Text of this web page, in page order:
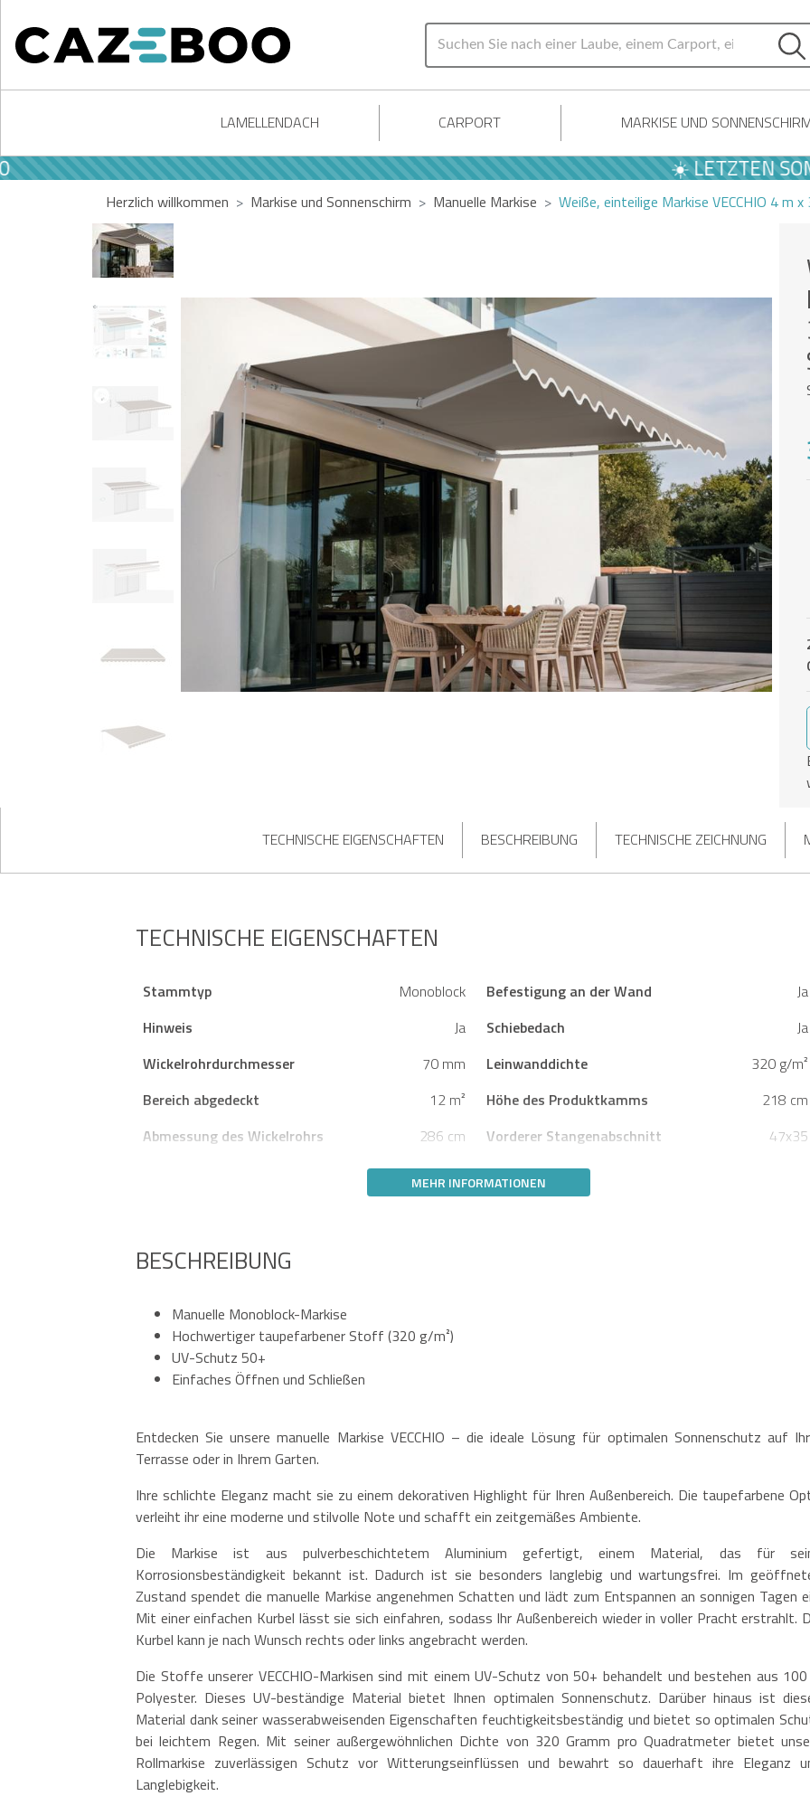
LAMELLENDACH CARPORT MARKISE UND
☀️ LETZTEN SOMMER
Herzlich willkommen Markise und Sonnenschirm Manuelle Markise Weiße, einteilige Markise VECCHIO 4 m
TECHNISCHE EIGENSCHAFTEN BESCHREIBUNG TECHNISCHE ZEICHNUNG
TECHNISCHE EIGENSCHAFTEN
Stammtyp Monoblock Befestigung an der Wand
Ja
Hinweis
Ja Schiebedach
Ja
Wickelrohrdurchmesser
70 mm Leinwanddichte
320 g/m²
Bereich abgedeckt
12 m² Höhe des Produktkamms
218 cm
Abmessung des Wickelrohrs
286 cm Vorderer Stangenabschnitt 47x35
MEHR INFORMATIONEN
BESCHREIBUNG
Manuelle Monoblock-Markise
Hochwertiger taupefarbener Stoff (320 g/m²)
UV-Schutz 50+
Einfaches Öffnen und Schließen
Entdecken Sie unsere manuelle Markise VECCHIO – die ideale Lösung für optimalen Sonnenschutz auf
Terrasse oder in Ihrem Garten.
Ihre schlichte Eleganz macht sie zu einem dekorativen Highlight für Ihren Außenbereich. Die taupefarbene
verleiht ihr eine moderne und stilvolle Note und schafft ein zeitgemäßes Ambiente.
Die Markise ist aus pulverbeschichtetem Aluminium gefertigt, einem Material, das für
Korrosionsbeständigkeit bekannt ist. Dadurch ist sie besonders langlebig und wartungsfrei. Im
Zustand spendet die manuelle Markise angenehmen Schatten und lädt zum Entspannen an sonnigen Tagen
Mit einer einfachen Kurbel lässt sie sich einfahren, sodass Ihr Außenbereich wieder in voller Pracht erstrahlt.
Kurbel kann je nach Wunsch rechts oder links angebracht werden.
Die Stoffe unserer VECCHIO-Markisen sind mit einem UV-Schutz von 50+ behandelt und bestehen aus 100
Polyester. Dieses UV-beständige Material bietet Ihnen optimalen Sonnenschutz. Darüber hinaus ist
Material dank seiner wasserabweisenden Eigenschaften feuchtigkeitsbeständig und bietet so optimalen
bei leichtem Regen. Mit seiner außergewöhnlichen Dichte von 320 Gramm pro Quadratmeter bietet
Rollmarkise zuverlässigen Schutz vor Witterungseinflüssen und bewahrt so dauerhaft ihre Eleganz
Langlebigkeit.